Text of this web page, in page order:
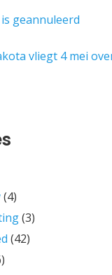
geannuleerd
vliegt 4 mei
(4)
(3)
(42)